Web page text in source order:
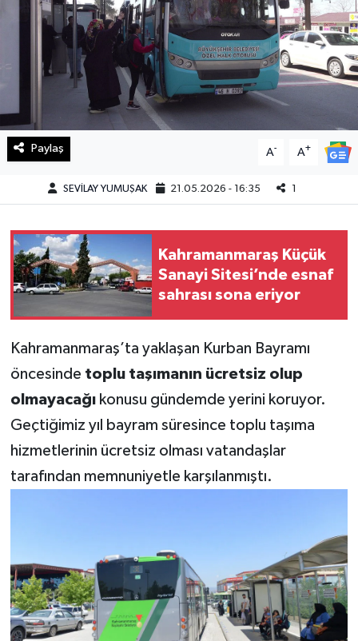
Paylaş A- A+
SEVİLAY YUMUŞAK 21.05.2026 - 16:35 1
Kahramanmaraş Küçük
Sanayi Sitesi’nde esnaf
sahrası sona eriyor
Kahramanmaraş’ta yaklaşan Kurban Bayramı
öncesinde toplu taşımanın ücretsiz olup
olmayacağıkonusu gündemde yerini koruyor.
Geçtiğimiz yıl bayram süresince toplu taşıma
hizmetlerinin ücretsiz olması vatandaşlar
tarafından memnuniyetle karşılanmıştı.
Manşet Altı
Manşetler
Resmi İlan
Sağlık
Spor
Teknoloji
KAHRAMANMARAŞ